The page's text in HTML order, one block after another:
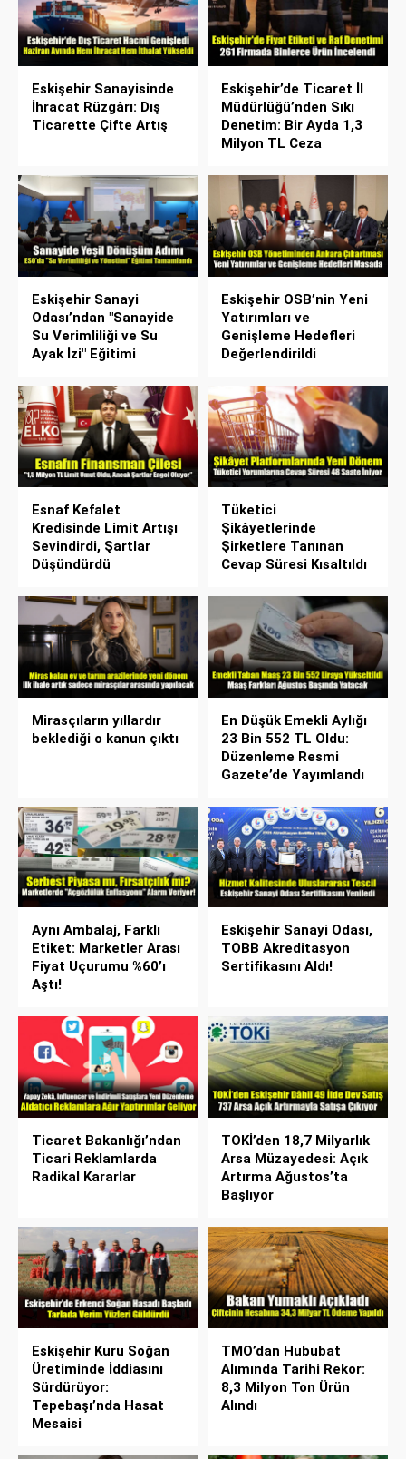
Eskişehir Sanayisinde
İhracat Rüzgârı: Dış
Ticarette Çifte Artış
Eskişehir’de Ticaret İl
Müdürlüğü’nden Sıkı
Denetim: Bir Ayda 1,3
Milyon TL Ceza
Eskişehir Sanayi
Odası’ndan "Sanayide
Su Verimliliği ve Su
Ayak İzi" Eğitimi
Eskişehir OSB’nin Yeni
Yatırımları ve
Genişleme Hedefleri
Değerlendirildi
Esnaf Kefalet
Kredisinde Limit Artışı
Sevindirdi, Şartlar
Düşündürdü
Tüketici
Şikâyetlerinde
Şirketlere Tanınan
Cevap Süresi Kısaltıldı
Mirasçıların yıllardır
beklediği o kanun çıktı
En Düşük Emekli Aylığı
23 Bin 552 TL Oldu:
Düzenleme Resmi
Gazete’de Yayımlandı
Aynı Ambalaj, Farklı
Etiket: Marketler Arası
Fiyat Uçurumu %60’ı
Aştı!
Eskişehir Sanayi Odası,
TOBB Akreditasyon
Sertifikasını Aldı!
Ticaret Bakanlığı’ndan
Ticari Reklamlarda
Radikal Kararlar
TOKİ’den 18,7 Milyarlık
Arsa Müzayedesi: Açık
Artırma Ağustos’ta
Başlıyor
Eskişehir Kuru Soğan
Üretiminde İddiasını
Sürdürüyor:
Tepebaşı’nda Hasat
Mesaisi
TMO’dan Hububat
Alımında Tarihi Rekor:
8,3 Milyon Ton Ürün
Alındı